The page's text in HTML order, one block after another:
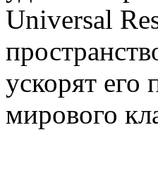
Universal
ускорят его
мирового